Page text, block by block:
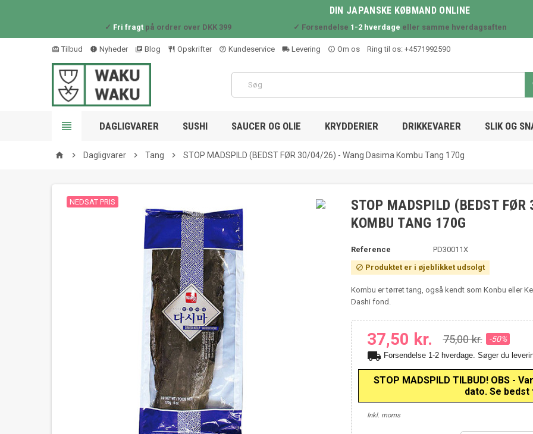
DIN JAPANSKE KØBMAND ONLINE
✓ Fri fragtpå ordrer over DKK 399 ✓ Forsendelse 1-2 hverdage eller samme hverdagsaften
card_giftcard Tilbud new_releases Nyheder library_books Blog restaurant_outline
Opskrifter help_outline Kundeservice local_shipping Levering info_outline Om os Ring til os: +4571992590
 DAGLIGVARER SUSHI SAUCER OG OLIE KRYDDERIER DRIKKEVARER SLIK OG
home  Dagligvarer  Tang  STOP MADSPILD (BEDST FØR 30/04/26) - Wang Dasima Kombu Tang 170g
NEDSAT PRIS
STOP MADSPILD (BEDST
KOMBU TANG 170G
Reference PD30011X
 Produktet er i øjeblikket udsolgt
Kombu er tørret tang, også kendt som Konbu eller
Dashi fond.
37,50 kr. 75,00 kr. -50%
local_shippingForsendelse 1-2 hverdage. Søger du
STOP MADSPILD TILBUD! OBS -
dato. Se
Inkl. moms